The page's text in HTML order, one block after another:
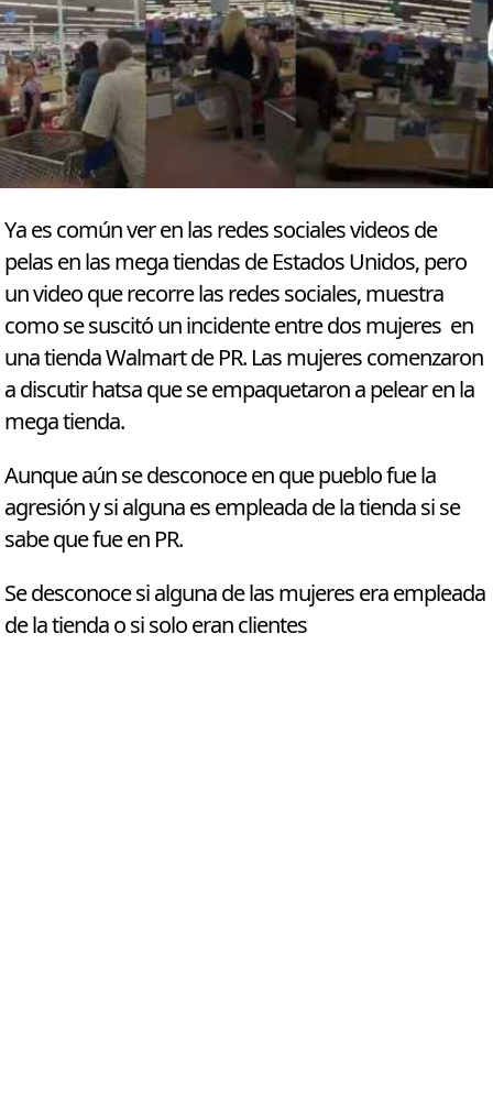
Ya es común ver en las redes sociales videos de
pelas en las mega tiendas de Estados Unidos, pero
un video que recorre las redes sociales, muestra
como se suscitó un incidente entre dos mujeres en
una tienda Walmart de PR. Las mujeres comenzaron
a discutir hatsa que se empaquetaron a pelear en la
mega tienda.
Aunque aún se desconoce en que pueblo fue la
agresión y si alguna es empleada de la tienda si se
sabe que fue en PR.
Se desconoce si alguna de las mujeres era empleada
de la tienda o si solo eran clientes